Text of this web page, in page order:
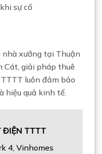
sự cố
nhà xưởng tại Thuận
Cát, giải pháp thuê
luôn đảm bảo
hiệu quả kinh tế.
ĐIỆN TTTT
4, Vinhomes